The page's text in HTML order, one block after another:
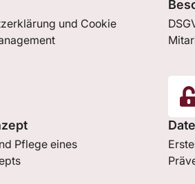
und Cookie
Pflege eines